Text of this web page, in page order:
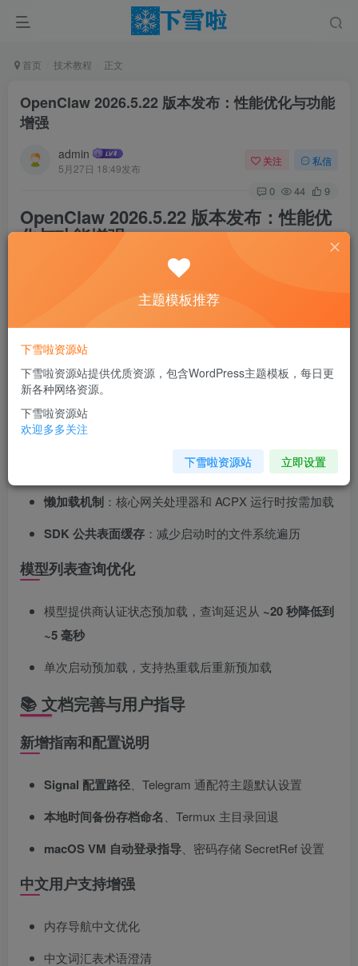
首页 技术教程 正文
OpenClaw 2026.5.22 版本发布：性能优化与功能
增强
admin
5月27日 18:49发布
关注 私信
0 44 9
OpenClaw 2026.5.22 版本发布：性能优
化与功能增强
OpenClaw 在 2026.5.22 版本中带来了显著的性能改进和新
功能，重点关注网关性能、文档完善和插件系统增强。以下
是本次更新的主要内容总结。
🚀 性能优化亮点
网关性能大幅提升
懒加载机制 ：核心网关处理器和 ACPX 运行时按需加载
SDK 公共表面缓存 ：减少启动时的文件系统遍历
模型列表查询优化
模型提供商认证状态预加载，查询延迟从 ~20 秒降低到
~5 毫秒
单次启动预加载，支持热重载后重新预加载
📚 文档完善与用户指导
新增指南和配置说明
Signal 配置路径 、Telegram 通配符主题默认设置
本地时间备份存档命名 、Termux 主目录回退
macOS VM 自动登录指导 、密码存储 SecretRef 设置
中文用户支持增强
内存导航中文优化
中文词汇表术语澄清
主题模板推荐
下雪啦资源站
下雪啦资源站提供优质资源，包含WordPress主题模板，每日更
新各种网络资源。
下雪啦资源站
欢迎多多关注
下雪啦资源站 立即设置